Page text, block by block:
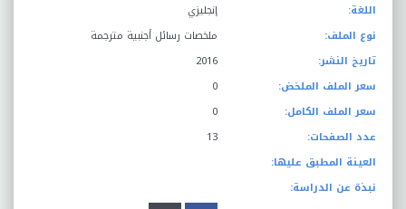
اللغة:
إنجليزي
نوع الملف:
ملخصات رسائل أجنبية مترجمة
تاريخ النشر:
2016
سعر الملف الملخض:
0
سعر الملف الكامل:
0
عدد الصفحات:
13
العينة المطبق عليها:
نبذة عن الدراسة: